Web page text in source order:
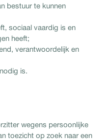
bestuur te kunnen
sociaal vaardig is en
heeft;
verantwoordelijk en
is.
wegens persoonlijke
toezicht op zoek naar een